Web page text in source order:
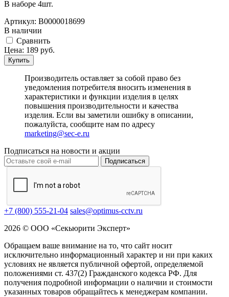
В наборе 4шт.
Артикул: В0000018699
В наличии
Cравнить
Цена: 189 руб.
Купить
Производитель оставляет за собой право без
уведомления потребителя вносить изменения в
характеристики и функции изделия в целях
повышения производительности и качества
изделия. Если вы заметили ошибку в описании,
пожалуйста, сообщите нам по адресу
marketing@sec-e.ru
Подписаться на новости и акции
Подписаться
+7 (800) 555-21-04 sales@optimus-cctv.ru
2026 © ООО «Секьюрити Эксперт»
Обращаем ваше внимание на то, что сайт носит
исключительно информационный характер и ни при каких
условиях не является публичной офертой, определяемой
положениями ст. 437(2) Гражданского кодекса РФ. Для
получения подробной информации о наличии и стоимости
указанных товаров обращайтесь к менеджерам компании.